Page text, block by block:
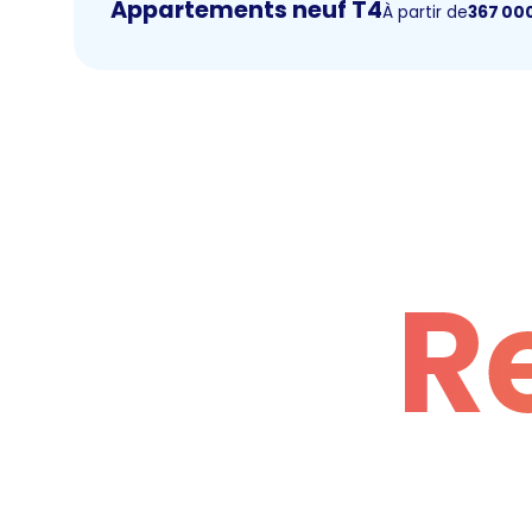
Appartements neuf T4À partir de367